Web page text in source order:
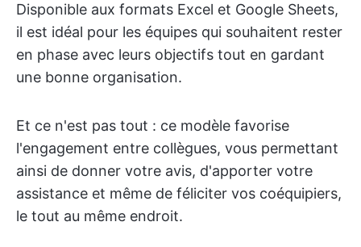
Disponible aux formats Excel et Google Sheets,
il est idéal pour les équipes qui souhaitent rester
en phase avec leurs objectifs tout en gardant
une bonne organisation.
Et ce n'est pas tout : ce modèle favorise
l'engagement entre collègues, vous permettant
ainsi de donner votre avis, d'apporter votre
assistance et même de féliciter vos coéquipiers,
le tout au même endroit.